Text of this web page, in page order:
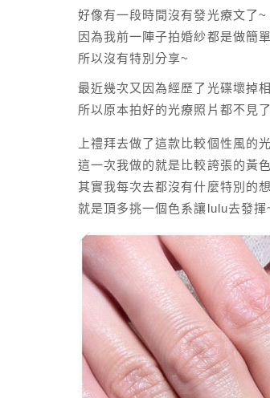
好像有一段時間沒有發光療文了~
因為我前一陣子拍婚紗都是做簡
所以沒有特別分享~
最近幾次又因為經歷了光碟壞掉
所以原本拍好的光療照片都不見
上禮拜去做了這款比較個性風的
這一次我做的就是比較誇張的黃
其實我每次去都沒有什麼特別的
就是頂多挑一個色系讓lulu去發揮